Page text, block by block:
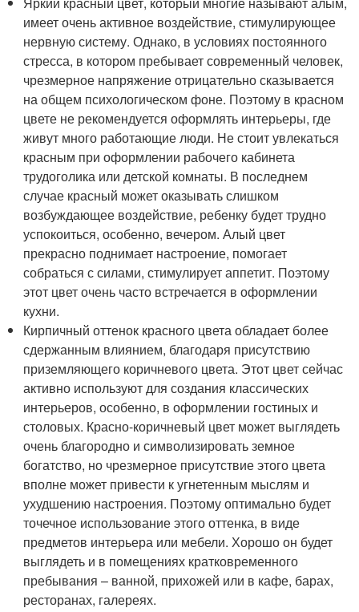
имеет очень активное воздействие, стимулирующее
нервную систему. Однако, в условиях постоянного
стресса, в котором пребывает современный человек,
чрезмерное напряжение отрицательно сказывается
на общем психологическом фоне. Поэтому в красном
цвете не рекомендуется оформлять интерьеры, где
живут много работающие люди. Не стоит увлекаться
красным при оформлении рабочего кабинета
трудоголика или детской комнаты. В последнем
случае красный может оказывать слишком
возбуждающее воздействие, ребенку будет трудно
успокоиться, особенно, вечером. Алый цвет
прекрасно поднимает настроение, помогает
собраться с силами, стимулирует аппетит. Поэтому
этот цвет очень часто встречается в оформлении
кухни.
Кирпичный оттенок красного цвета обладает более
сдержанным влиянием, благодаря присутствию
приземляющего коричневого цвета. Этот цвет сейчас
активно используют для создания классических
интерьеров, особенно, в оформлении гостиных и
столовых. Красно-коричневый цвет может выглядеть
очень благородно и символизировать земное
богатство, но чрезмерное присутствие этого цвета
вполне может привести к угнетенным мыслям и
ухудшению настроения. Поэтому оптимально будет
точечное использование этого оттенка, в виде
предметов интерьера или мебели. Хорошо он будет
выглядеть и в помещениях кратковременного
пребывания – ванной, прихожей или в кафе, барах,
ресторанах, галереях.